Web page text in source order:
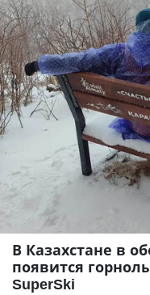
В Казахстане в
появится
SuperSki